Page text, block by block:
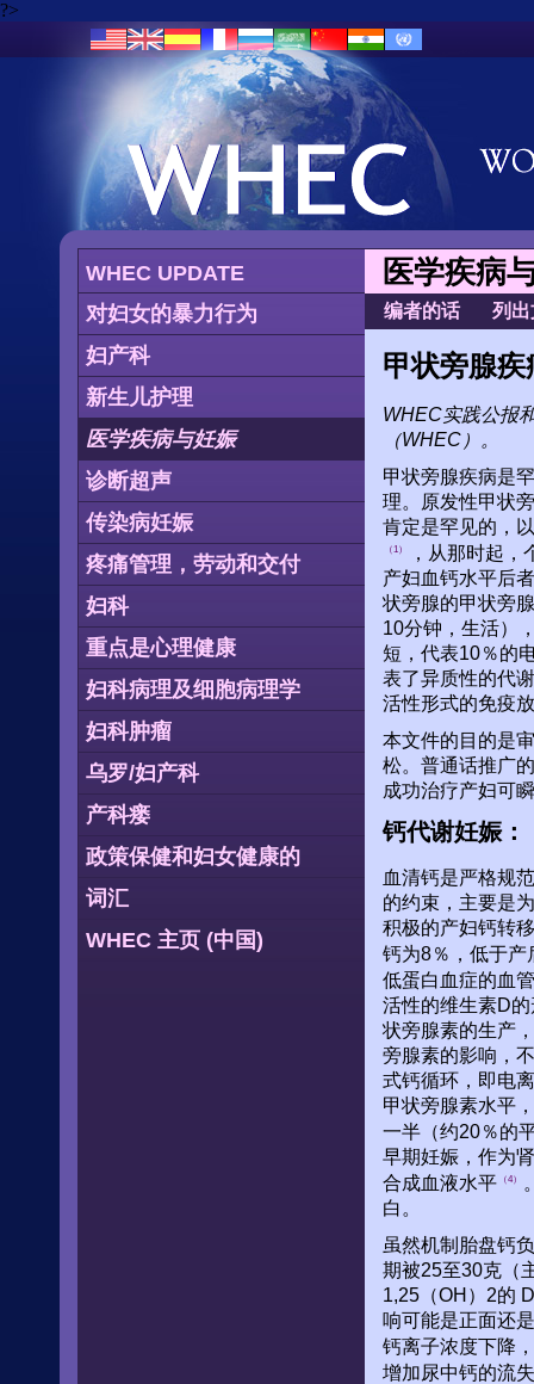
?>
WHEC UPDATE
对妇女的暴力行为
妇产科
新生儿护理
医学疾病与妊娠
诊断超声
传染病妊娠
疼痛管理，劳动和交付
妇科
重点是心理健康
妇科病理及细胞病理学
妇科肿瘤
乌罗/妇产科
产科瘘
政策保健和妇女健康的
词汇
WHEC 主页 (中国)
医学疾病
编者的话 列
甲状旁腺
WHEC实践公报
（WHEC）。
甲状旁腺疾病是
理。原发性甲状
肯定是罕见的，
（1）
，从那时起
产妇血钙水平后
状旁腺的甲状旁
10分钟，生活）
短，代表10％的
表了异质性的代
活性形式的免疫
本文件的目的是
松。普通话推广
成功治疗产妇可
钙代谢妊娠：
血清钙是严格规
的约束，主要是
积极的产妇钙转
钙为8％，低于产
低蛋白血症的血
活性的维生素D
状旁腺素的生产
旁腺素的影响，
式钙循环，即电
甲状旁腺素水平
一半（约20％的
早期妊娠，作为
合成血液水平
（4）
白。
虽然机制胎盘钙
期被25至30克（
1,25（OH）2的
响可能是正面还
钙离子浓度下降
增加尿中钙的流